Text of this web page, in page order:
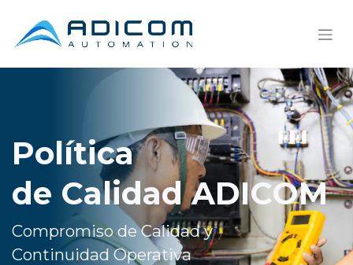
Política
de Calidad ADICOM
Compromiso de Calidad y
Continuidad Operativa ​